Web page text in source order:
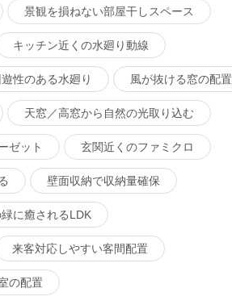
景観を損ねない部屋干しスペース
キッチン近くの水廻り動線
遊性のある水廻り 風が抜ける窓の配置
天窓／高窓から自然の光取り込む
ゼット 玄関近くのファミクロ
壁面収納で収納量確保
に癒されるLDK
来客対応しやすい客間配置
の配置